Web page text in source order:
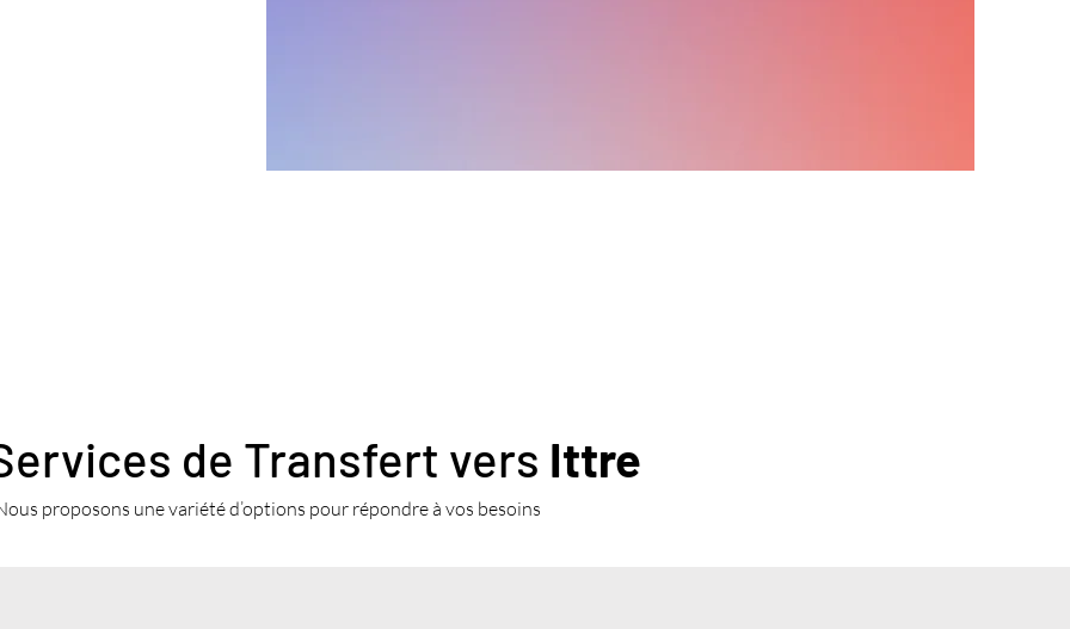
de Transfert vers Ittre
proposons une variété d’options pour répondre à vos besoins